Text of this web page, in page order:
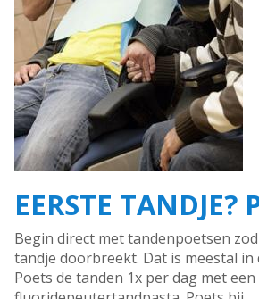
EERSTE TANDJE?
Begin direct met tandenpoetsen
tandje doorbreekt. Dat is meestal in
Poets de tanden 1x per dag met